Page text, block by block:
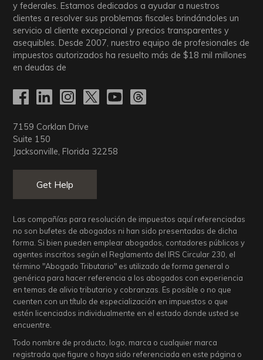
y federales. Estamos dedicados a ayudar a nuestros
clientes a resolver sus problemas fiscales brindándoles un
servicio al cliente excepcional y precios transparentes y
asequibles. Desde 2007, nuestro equipo de profesionales de
impuestos autorizados ha resuelto más de$18 mil millones
en deudas de
7159 Corklan Drive
Suite 150
Jacksonville, Florida 32258
Get Help
Las compañías para resolución de impuestos aquí referenciadas
no son bufetes de abogados ni han sido presentadas de dicha
forma. Si bien pueden emplear abogados, contadores públicos y
agentes inscritos según el Reglamento del IRS Circular 230, el
término "Abogado Tributario" es utilizado de forma general o
genérica para hacer referencia a los abogados con experiencia
en temas de alivio tributario y cobranzas. Es posible o no que
cuenten con un título de especialización en impuestos o que
estén licenciados individualmente en el estado donde usted se
encuentre.
Todo nombre de producto, logo, marca o cualquier marca
registrada que figure o haya sido referenciada en este página o